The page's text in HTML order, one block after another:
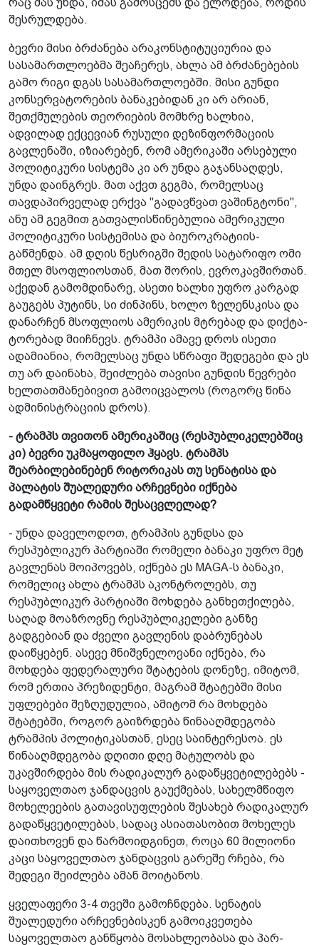
შესრულდება.
ბევრი მისი ბრძანება არაკონსტიტუციურია და
სასამართლოებმა შეაჩერეს, ახლა ამ ბრძანებების
გამო რიგი დგას სასამართლოებში. მისი გუნდი
კონსერვატორების ბანაკებიდან კი არ არიან,
შეთქმულების­ თეორიების მომხრე ხალხია,
ადვილად ექცევიან რუსული დეზინფორმაციის
გავლენაში, იზიარე­ბენ, რომ ამერიკაში არსებული
პოლიტიკური სისტემა კი არ უნდა გაჯანსაღდეს,
უნდა დაინგრეს. მათ აქვთ გეგმა, რომელსაც
თავდაპირველად ერქვა "გადავწვათ ვაშინგტონი",
ანუ ამ გეგმით გათვალისწინებულია ამერიკული
პოლიტიკური სისტემისა და ბიუროკრატიის­
გაწმენდა. ამ დღის წესრიგში შედის სატარიფო ომი
მთელ მსოფლიოსთან, მათ შორის, ევროკავშირთან.
აქედან გამომდინარე, ასეთი­ ხალხი უფრო კარგად
გაუგებს პუტინს, სი ძინპინს, ხოლო ზელენსკისა და
დანარჩენ მსოფლიოს ამერიკის მტრებად და დიქტა­
ტორებად მიიჩნევს. ტრამპი ამავე დროს ისეთი
ადამიანია, რომელსაც უნდა სწრაფი­ შედეგები და ეს
თუ არ დაინახა, შეიძლება თავისი გუნდის წევრები
ხელთათმანებივით გამოიცვალოს (როგორც წინა
ადმინისტრაციის დროს).
- ტრამპს თვითონ ამერიკაშიც (რესპუბლიკელებშიც
კი) ბევრი უკმაყოფილო ჰყავს. ტრამპს
შეარბილებინებენ რიტორიკას თუ სენატისა და
პალატის შუალედური არჩევნები იქნება
გადამწყვეტი რამის შესაცვლელად?
- უნდა დაველოდოთ, ტრამპის გუნდსა­ და
რესპუბლიკურ პარტიაში რომელი ბანაკი უფრო მეტ
გავლენას მოიპოვებს, იქნება ეს MAGA-ს ბანაკი,
რომელიც ახლა ტრამპს აკონტროლებს, თუ
რესპუბლიკურ პარტიაში მოხდება განხეთქილება,
საღად მოაზროვნე რესპუბლიკელები განზე
გადგებიან და ძველი გავლენის დაბრუნებას
დაიწყებენ. ასევე მნიშვნელოვანი იქნება, რა
მოხდება ფედერალური შტატების დონეზე, იმიტომ,
რომ ერთია პრეზიდენტი, მაგრამ შტატებში­ მისი
უფლებები შეზღუდულია, ამიტომ რა მოხდება
შტატებში, როგორ გაიზრდება წინააღმდეგობა
ტრამპის პოლიტიკასთან, ესეც საინტერესოა. ეს
წინააღმდეგობა დღითი დღე მატულობს და
უკავშირდება მის რადიკალურ გადაწყვეტილებებს -
საყოველთაო ჯანდაცვის გაუქმებას, სახელმწიფო
მოხელეების გათავისუფლების შესახებ რადიკალურ
გადაწყვეტილებას, სადაც ასიათასობით მოხელეს
დაითხოვენ და წარმოიდგინეთ, როცა 60 მილიონი
კაცი საყოველთაო ჯანდაცვის გარეშე რჩება, რა
შედეგი შეიძლება ამან მოიტანოს.
ყველაფერი 3-4 თვეში გამოჩნდება. სენატის
შუალედური არჩევნებისკენ გამოიკვეთება
საყოველთაო განწყობა მოსახლეობასა და პარ­